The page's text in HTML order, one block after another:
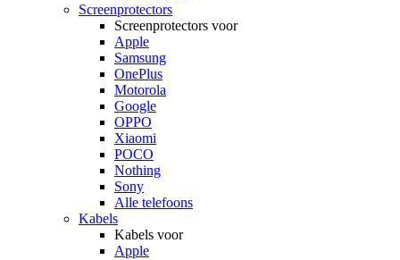
Screenprotectors
Screenprotectors voor
Apple
Samsung
OnePlus
Motorola
Google
OPPO
Xiaomi
POCO
Nothing
Sony
Alle telefoons
Kabels
Kabels voor
Apple